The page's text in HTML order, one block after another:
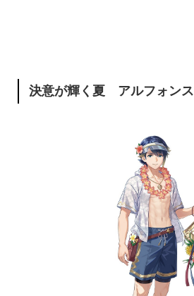
決意が輝く夏 アルフォンス